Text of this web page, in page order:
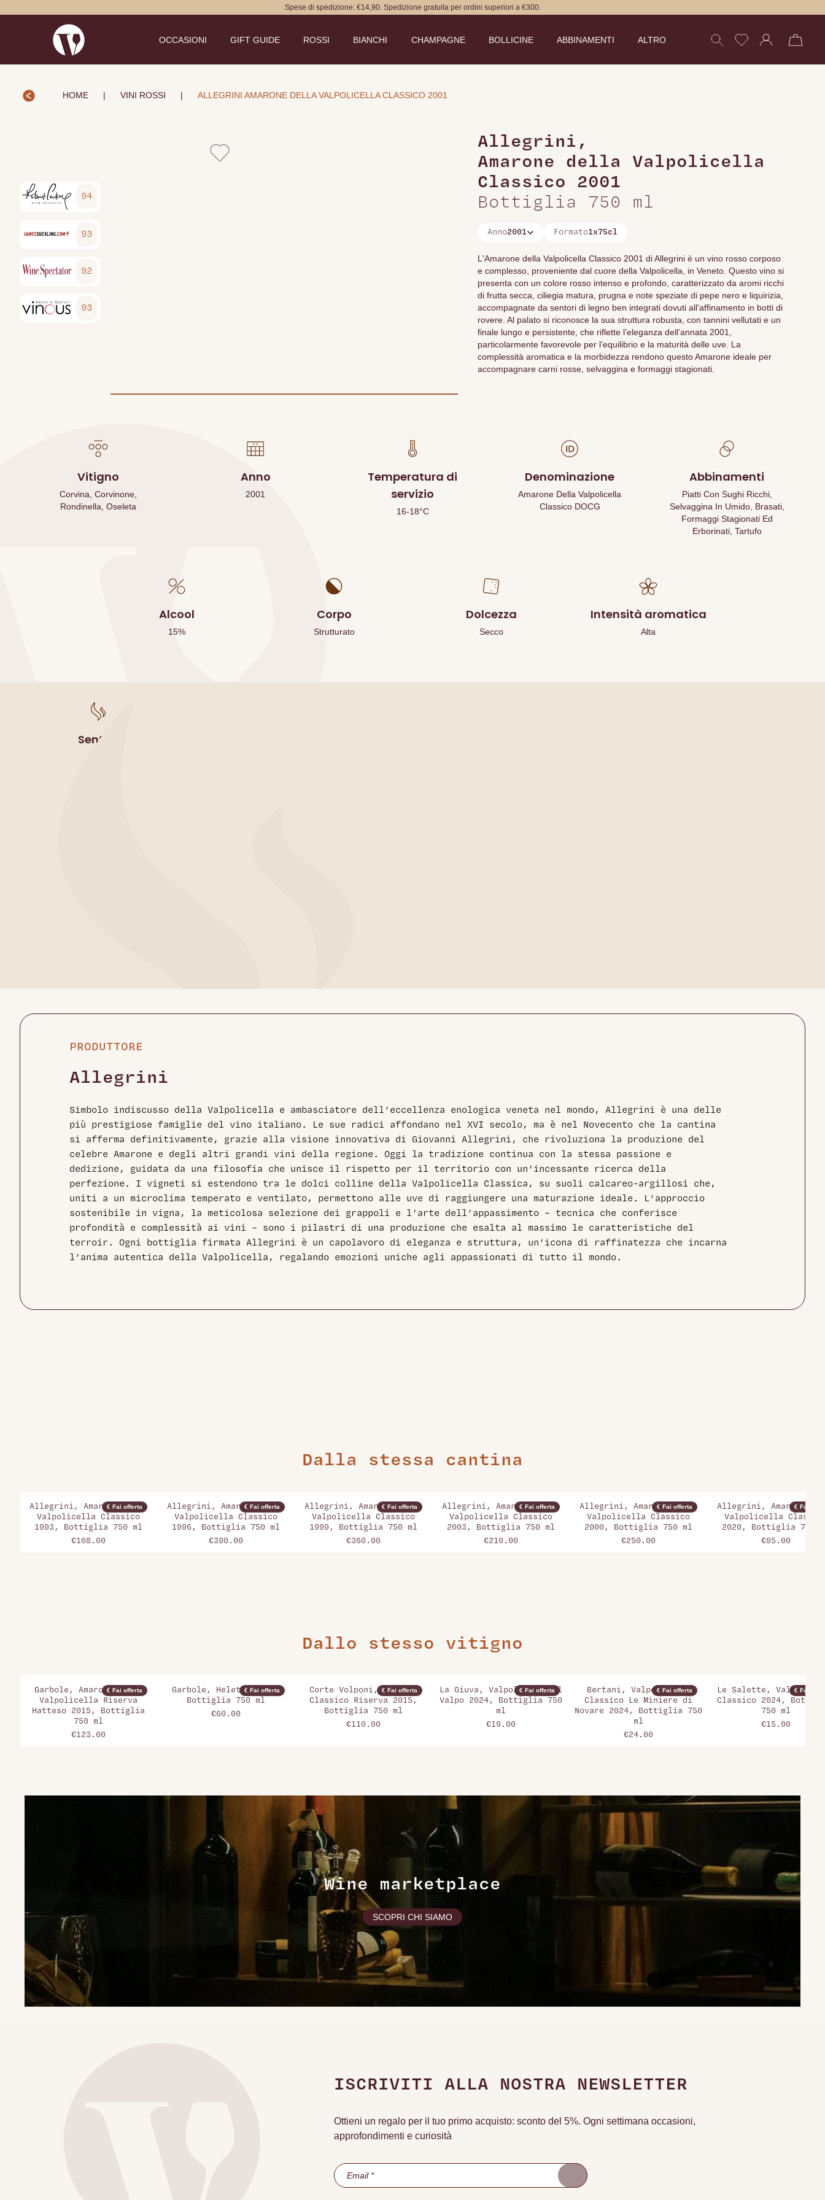
Spese di spedizione: €14,90. Spedizione gratuita per ordini superiori a €300.
OCCASIONI GIFT GUIDE ROSSI BIANCHI CHAMPAGNE BOLLICINE ABBINAMENTI ALTRO
HOME | VINI ROSSI | ALLEGRINI AMARONE DELLA VALPOLICELLA CLASSICO 2001
94
93
92
93
Allegrini ,
Amarone della Valpolicella
Classico 2001
Bottiglia 750 ml
Anno2001 Formato1x75cl
L'Amarone della Valpolicella Classico 2001 di Allegrini è un vino rosso corposo
e complesso, proveniente dal cuore della Valpolicella, in Veneto. Questo vino si
presenta con un colore rosso intenso e profondo, caratterizzato da aromi ricchi
di frutta secca, ciliegia matura, prugna e note speziate di pepe nero e liquirizia,
accompagnate da sentori di legno ben integrati dovuti all'affinamento in botti di
rovere. Al palato si riconosce la sua struttura robusta, con tannini vellutati e un
finale lungo e persistente, che riflette l’eleganza dell’annata 2001,
particolarmente favorevole per l’equilibrio e la maturità delle uve. La
complessità aromatica e la morbidezza rendono questo Amarone ideale per
accompagnare carni rosse, selvaggina e formaggi stagionati.
Vitigno
Corvina, Corvinone,
Rondinella, Oseleta
Anno
2001
Temperatura di
servizio
16-18°C
Denominazione
Amarone Della Valpolicella
Classico DOCG
Abbinamenti
Piatti Con Sughi Ricchi,
Selvaggina In Umido, Brasati,
Formaggi Stagionati Ed
Erborinati, Tartufo
Alcool
15%
Corpo
Strutturato
Dolcezza
Secco
Intensità aromatica
Alta
Sentori
PRODUTTORE
Allegrini
Simbolo indiscusso della Valpolicella e ambasciatore dell’eccellenza enologica veneta nel mondo, Allegrini è una delle
più prestigiose famiglie del vino italiano. Le sue radici affondano nel XVI secolo, ma è nel Novecento che la cantina
si afferma definitivamente, grazie alla visione innovativa di Giovanni Allegrini, che rivoluziona la produzione del
celebre Amarone e degli altri grandi vini della regione. Oggi la tradizione continua con la stessa passione e
dedizione, guidata da una filosofia che unisce il rispetto per il territorio con un’incessante ricerca della
perfezione. I vigneti si estendono tra le dolci colline della Valpolicella Classica, su suoli calcareo-argillosi che,
uniti a un microclima temperato e ventilato, permettono alle uve di raggiungere una maturazione ideale. L’approccio
sostenibile in vigna, la meticolosa selezione dei grappoli e l’arte dell’appassimento – tecnica che conferisce
profondità e complessità ai vini – sono i pilastri di una produzione che esalta al massimo le caratteristiche del
terroir. Ogni bottiglia firmata Allegrini è un capolavoro di eleganza e struttura, un’icona di raffinatezza che incarna
l’anima autentica della Valpolicella, regalando emozioni uniche agli appassionati di tutto il mondo.
Dalla stessa cantina
€ Fai offerta
Allegrini, Amarone della
Valpolicella Classico
1993, Bottiglia 750 ml
€108.00
€ Fai offerta
Allegrini, Amarone della
Valpolicella Classico
1996, Bottiglia 750 ml
€390.00
€ Fai offerta
Allegrini, Amarone della
Valpolicella Classico
1999, Bottiglia 750 ml
€360.00
€ Fai offerta
Allegrini, Amarone della
Valpolicella Classico
2003, Bottiglia 750 ml
€210.00
€ Fai offerta
Allegrini, Amarone della
Valpolicella Classico
2000, Bottiglia 750 ml
€250.00
€ Fai
Allegrini, Amarone
Valpolicella
2020, Bottiglia 750
€95.00
Dallo stesso vitigno
€ Fai offerta
Garbole, Amarone della
Valpolicella Riserva
Hatteso 2015, Bottiglia
750 ml
€123.00
€ Fai offerta
Garbole, Heletto 2018,
Bottiglia 750 ml
€60.00
€ Fai offerta
Corte Volponi, Amarone
Classico Riserva 2015,
Bottiglia 750 ml
€110.00
€ Fai offerta
La Giuva, Valpolicella Il
Valpo 2024, Bottiglia 750
ml
€19.00
€ Fai offerta
Bertani, Valpolicella
Classico Le Miniere di
Novare 2024, Bottiglia 750
ml
€24.00
€ Fai
Le Salette,
Classico 2024,
750 ml
€15.00
Wine marketplace
SCOPRI CHI SIAMO
ISCRIVITI ALLA NOSTRA NEWSLETTER
Ottieni un regalo per il tuo primo acquisto: sconto del 5%. Ogni settimana occasioni,
approfondimenti e curiosità